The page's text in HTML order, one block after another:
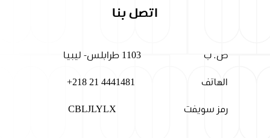
اتصل بنا
ص. ب 1103 طرابلس- ليبيا
الهاتف +218 21 4441481
رمز سويفت CBLJLYLX